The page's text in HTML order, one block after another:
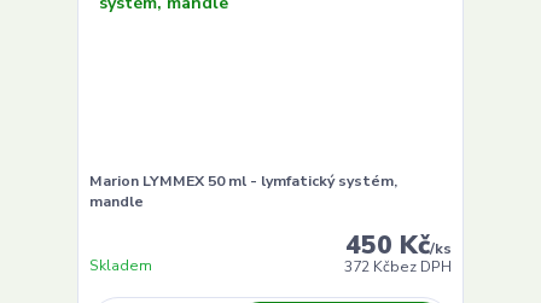
Marion LYMMEX 50 ml - lymfatický systém,
mandle
450 Kč/ks
372 Kčbez DPH
Skladem